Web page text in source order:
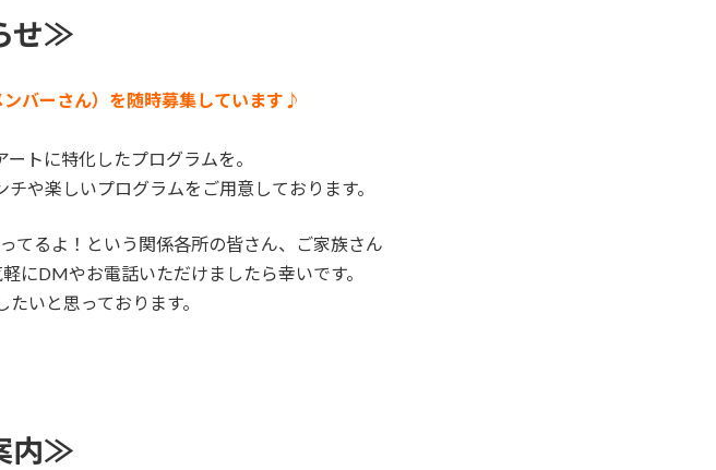
せ≫
バーさん）を随時募集しています♪
トに特化したプログラムを。
や楽しいプログラムをご用意しております。
てるよ！という関係各所の皆さん、ご家族さん
にDMやお電話いただけましたら幸いです。
いと思っております。
内≫